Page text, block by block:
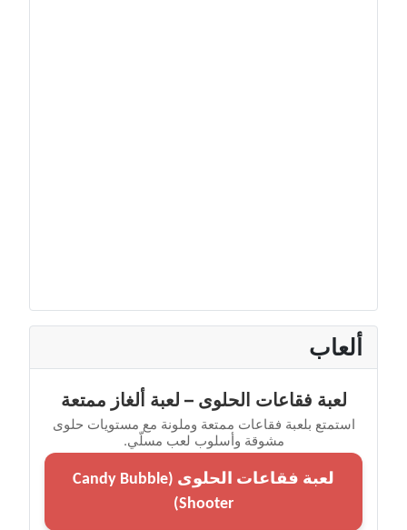
ألعاب
لعبة فقاعات الحلوى – لعبة ألغاز ممتعة
استمتع بلعبة فقاعات ممتعة وملونة مع مستويات حلوى
مشوقة وأسلوب لعب مسلّي.
لعبة فقاعات الحلوى (Candy Bubble
Shooter)